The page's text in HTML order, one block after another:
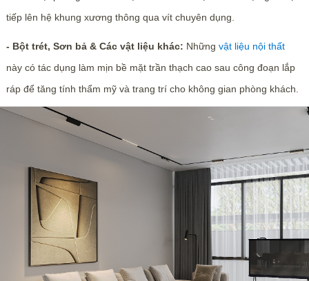
tiếp lên hệ khung xương thông qua vít chuyên dụng.
- Bột trét, Sơn bả & Các vật liệu khác: Những vật liệu nội thất
này có tác dụng làm mịn bề mặt trần thạch cao sau công đoạn lắp
ráp để tăng tính thẩm mỹ và trang trí cho không gian phòng khách.